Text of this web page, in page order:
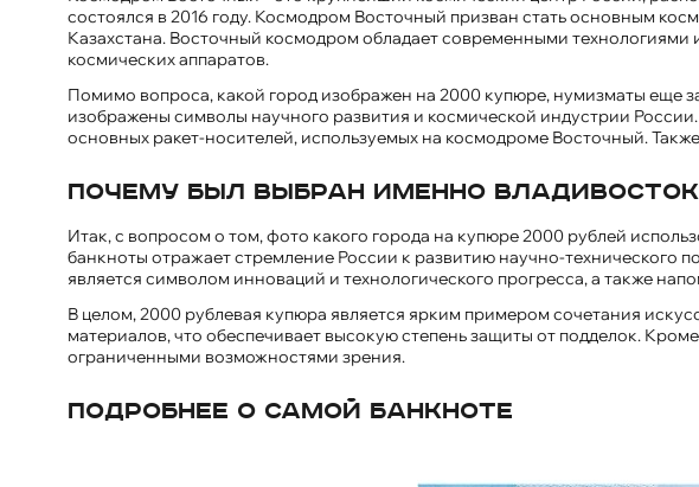
состоялся в 2016 году. Космодром Восточный призван стать основным
Казахстана. Восточный космодром обладает современными технологиями
космических аппаратов.
Помимо вопроса, какой город изображен на 2000 купюре, нумизматы еще
изображены символы научного развития и космической индустрии
основных ракет-носителей, используемых на космодроме Восточный.
Почему был выбран именно Владивосток
Итак, с вопросом о том, фото какого города на купюре 2000 рублей
банкноты отражает стремление России к развитию научно-технического
является символом инноваций и технологического прогресса, а также
В целом, 2000 рублевая купюра является ярким примером сочетания
материалов, что обеспечивает высокую степень защиты от подделок.
ограниченными возможностями зрения.
Подробнее о самой банкноте